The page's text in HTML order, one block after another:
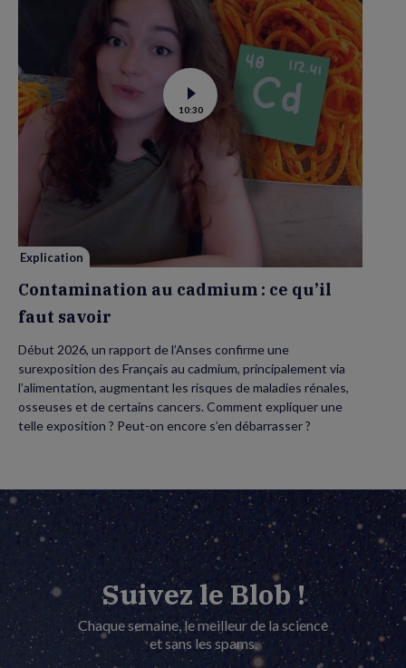
Voir
la
vidéo
Contamination
au
cadmium :
ce
savoir
10:30
Explication
Contamination au cadmium : ce qu’il
faut savoir
Début 2026, un rapport de l’Anses confirme une
surexposition des Français au cadmium, principalement via
l’alimentation, augmentant les risques de maladies rénales,
osseuses et de certains cancers. Comment expliquer une
telle exposition ? Peut-on encore s’en débarrasser ?
Suivez le Blob !
Chaque semaine, le meilleur de la science
et sans les spams.